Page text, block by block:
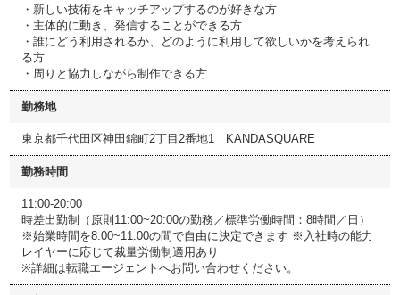
・新しい技術をキャッチアップするのが好きな方
・主体的に動き、発信することができる方
・誰にどう利用されるか、どのように利用して欲しいかを考えられ
る方
・周りと協力しながら制作できる方
勤務地
東京都千代田区神田錦町2丁目2番地1 KANDASQUARE
勤務時間
11:00-20:00
時差出勤制（原則11:00~20:00の勤務／標準労働時間：8時間／日）
※始業時間を8:00~11:00の間で自由に決定できます ※入社時の能力
レイヤーに応じて裁量労働制適用あり
※詳細は転職エージェントへお問い合わせください。